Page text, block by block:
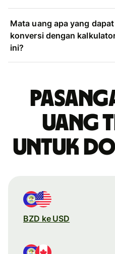
Mata uang apa yang
konversi dengan
ini?
uang
untuk
BZD ke USD